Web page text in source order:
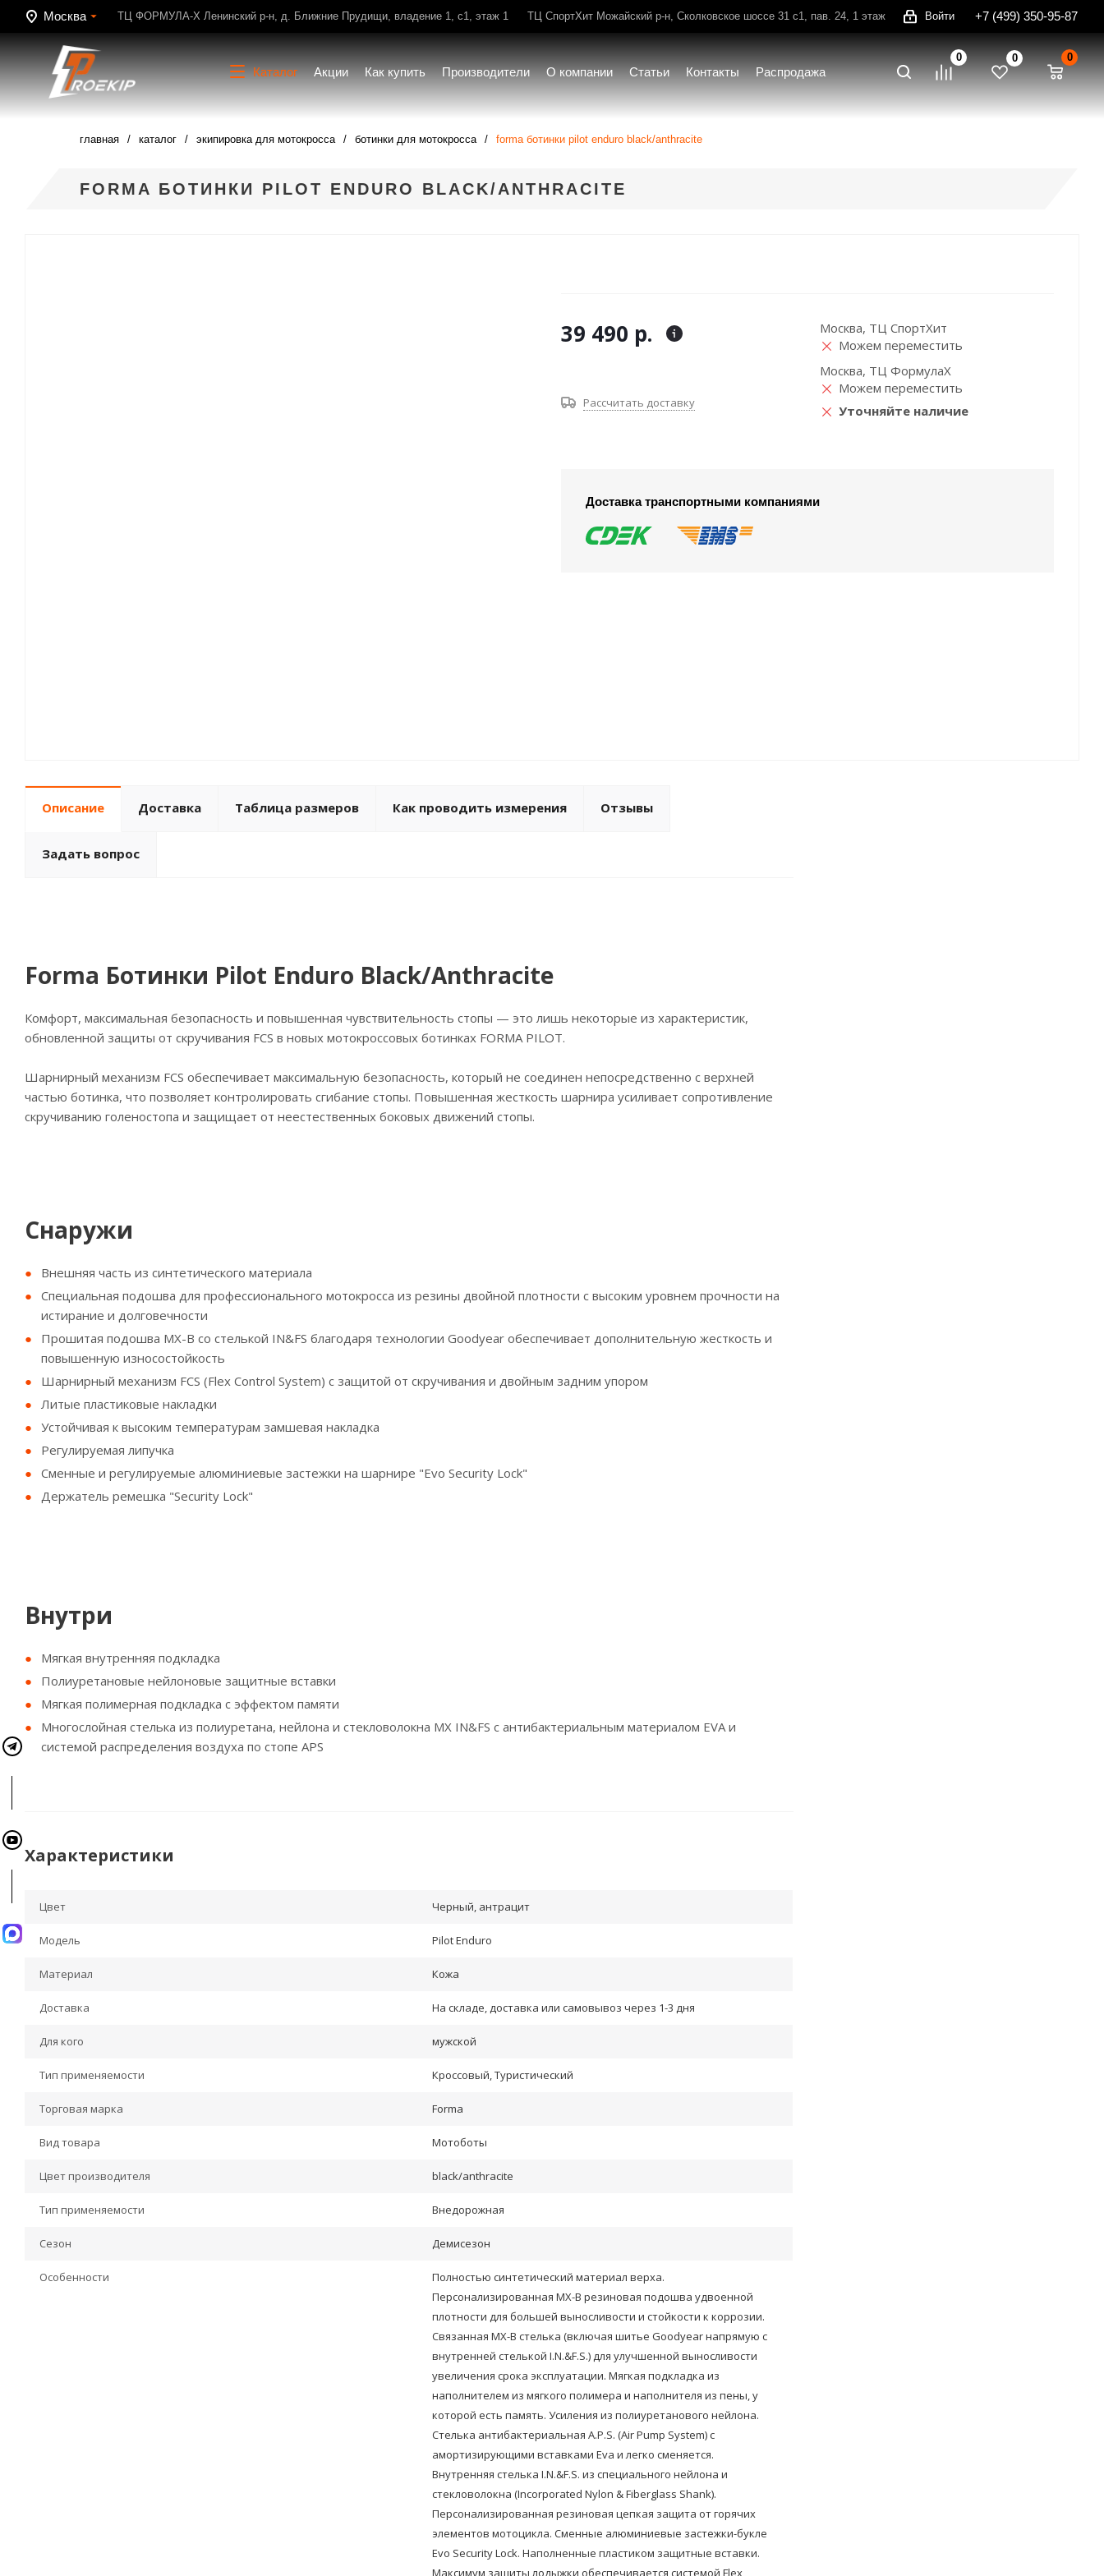
Москва ТЦ ФОРМУЛА-Х Ленинский р-н, д. Ближние Прудищи, владение 1, с1, этаж 1 ТЦ СпортХит Можайский р-н, Сколковское шоссе 31 с1, пав. 24, 1 этаж Войти +7 (499) 350-95-87
Каталог Акции Как купить Производители О компании Статьи Контакты Распродажа
0 0 0
главная каталог экипировка для мотокросса ботинки для мотокросса forma ботинки pilot enduro black/anthracite
FORMA БОТИНКИ PILOT ENDURO BLACK/ANTHRACITE
39 490 р.
Рассчитать доставку
Москва, ТЦ СпортХит
Можем переместить
Москва, ТЦ ФормулаХ
Можем переместить
Уточняйте наличие
Доставка транспортными компаниями
Описание Доставка Таблица размеров Как проводить измерения Отзывы
Задать вопрос
Forma Ботинки Pilot Enduro Black/Anthracite
Комфорт, максимальная безопасность и повышенная чувствительность стопы — это лишь некоторые из характеристик,
обновленной защиты от скручивания FCS в новых мотокроссовых ботинках FORMA PILOT.
Шарнирный механизм FCS обеспечивает максимальную безопасность, который не соединен непосредственно с верхней
частью ботинка, что позволяет контролировать сгибание стопы. Повышенная жесткость шарнира усиливает сопротивление
скручиванию голеностопа и защищает от неестественных боковых движений стопы.
Снаружи
Внешняя часть из синтетического материала
Специальная подошва для профессионального мотокросса из резины двойной плотности с высоким уровнем прочности на
истирание и долговечности
Прошитая подошва MX-B со стелькой IN&FS благодаря технологии Goodyear обеспечивает дополнительную жесткость и
повышенную износостойкость
Шарнирный механизм FCS (Flex Control System) с защитой от скручивания и двойным задним упором
Литые пластиковые накладки
Устойчивая к высоким температурам замшевая накладка
Регулируемая липучка
Сменные и регулируемые алюминиевые застежки на шарнире "Evo Security Lock"
Держатель ремешка "Security Lock"
Внутри
Мягкая внутренняя подкладка
Полиуретановые нейлоновые защитные вставки
Мягкая полимерная подкладка с эффектом памяти
Многослойная стелька из полиуретана, нейлона и стекловолокна MX IN&FS с антибактериальным материалом EVA и
системой распределения воздуха по стопе APS
Характеристики
Цвет Черный, антрацит
Модель Pilot Enduro
Материал Кожа
Доставка На складе, доставка или самовывоз через 1-3 дня
Для кого мужской
Тип применяемости Кроссовый, Туристический
Торговая марка Forma
Вид товара Мотоботы
Цвет производителя black/anthracite
Тип применяемости Внедорожная
Сезон Демисезон
Особенности
Полностью синтетический материал верха.
Персонализированная MX-B резиновая подошва удвоенной
плотности для большей выносливости и стойкости к коррозии.
Связанная MX-B стелька (включая шитье Goodyear напрямую с
внутренней стелькой I.N.&F.S.) для улучшенной выносливости
увеличения срока эксплуатации. Мягкая подкладка из
наполнителем из мягкого полимера и наполнителя из пены, у
которой есть память. Усиления из полиуретанового нейлона.
Стелька антибактериальная A.P.S. (Air Pump System) с
амортизирующими вставками Eva и легко сменяется.
Внутренняя стелька I.N.&F.S. из специального нейлона и
стекловолокна (Incorporated Nylon & Fiberglass Shank).
Персонализированная резиновая цепкая защита от горячих
элементов мотоцикла. Сменные алюминиевые застежки-букле
Evo Security Lock. Наполненные пластиком защитные вставки.
Максимум защиты лодыжки обеспечивается системой Flex